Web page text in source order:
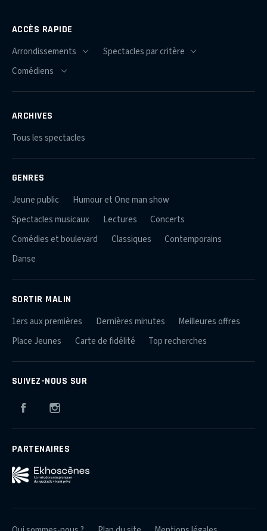
ACCÈS RAPIDE
ARCHIVES
Tous les spectacles
GENRES
Jeune public
Humour et One man show
Spectacles musicaux
Lectures
Concerts
Comédies et boulevard
Classiques
Contemporains
Danse
SORTIR MALIN
1ers aux premières Dernières minutes
Meilleures offres
Place Jeunes
Carte de fidélité Top recherches
SUIVEZ-NOUS SUR
Facebook
PARTENAIRES